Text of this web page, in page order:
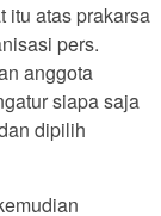
itu atas prakarsa
pers.
anggota
siapa saja
dipilih